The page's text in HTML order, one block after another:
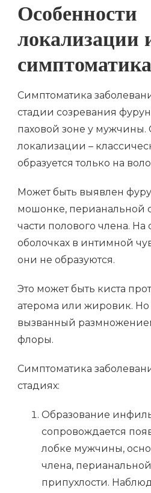
Особенности
локализации
симптоматика
Симптоматика
стадии созревания
паховой зоне у
локализации –
образуется только на
Может быть выявлен
мошонке, перианальной
части полового члена. На
оболочках в интимной
они не образуются.
Это может быть киста
атерома или жировик.
вызванный
флоры.
Симптоматика
стадиях:
Образование
сопровождается
лобке мужчины,
члена,
припухлости.